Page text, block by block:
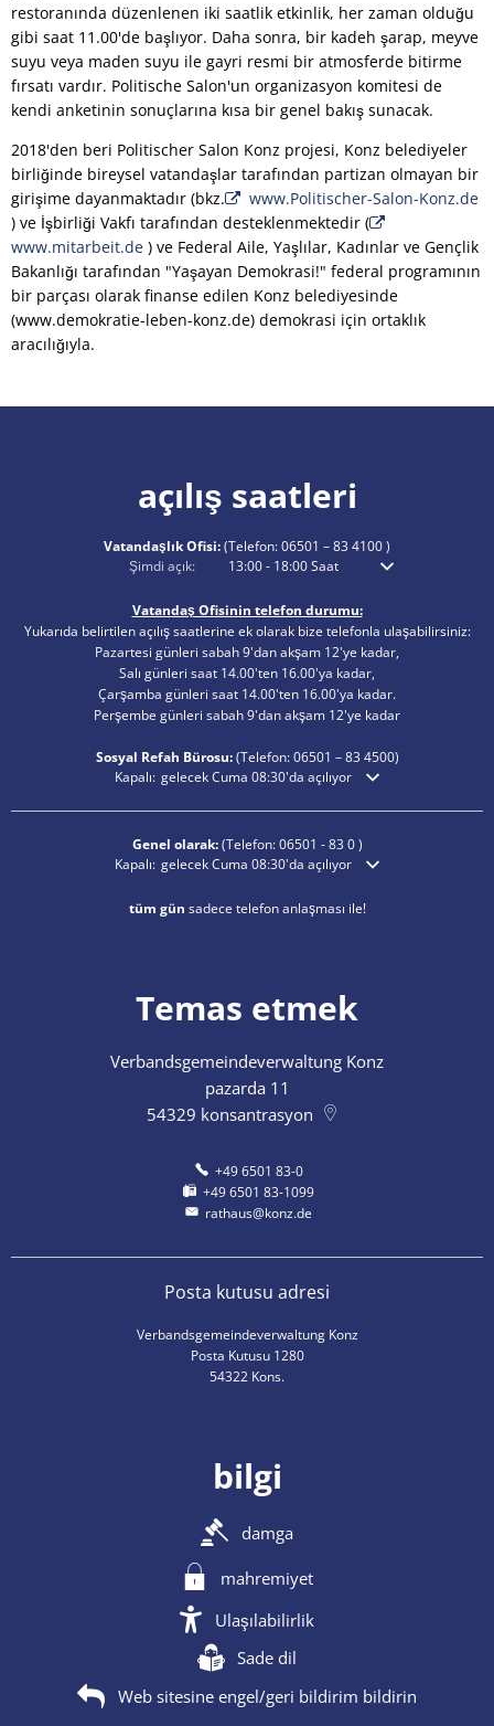
restoranında düzenlenen iki saatlik etkinlik, her zaman olduğu
gibi saat 11.00'de başlıyor. Daha sonra, bir kadeh şarap, meyve
suyu veya maden suyu ile gayri resmi bir atmosferde bitirme
fırsatı vardır. Politische Salon'un organizasyon komitesi de
kendi anketinin sonuçlarına kısa bir genel bakış sunacak.
2018'den beri Politischer Salon Konz projesi, Konz belediyeler
birliğinde bireysel vatandaşlar tarafından partizan olmayan bir
girişime dayanmaktadır (bkz.
www.Politischer-Salon-Konz.de
) ve İşbirliği Vakfı tarafından desteklenmektedir (
www.mitarbeit.de ) ve Federal Aile, Yaşlılar, Kadınlar ve Gençlik
Bakanlığı tarafından "Yaşayan Demokrasi!" federal programının
bir parçası olarak finanse edilen Konz belediyesinde
(www.demokratie-leben-konz.de) demokrasi için ortaklık
aracılığıyla.
açılış saatleri
Vatandaşlık Ofisi:(Telefon:06501 – 83 4100)
Ek açılış veya kapanış saatlerini gizlemek için tıklayın
Şimdi açık: 13:00-18:00Saat Öğleden sonra
Vatandaş Ofisinin telefon durumu:
Yukarıda belirtilen açılış saatlerine ek olarak bize telefonla ulaşabilirsiniz:
Pazartesi günleri sabah 9'dan akşam 12'ye kadar,
Salı günleri saat 14.00'ten 16.00'ya kadar,
Çarşamba günleri saat 14.00'ten 16.00'ya kadar.
Perşembe günleri sabah 9'dan akşam 12'ye kadar
Sosyal Refah Bürosu:(Telefon:06501 – 834500)
Ek açılış veya kapanış saatlerini gizlemek için tıklayın
Kapalı: gelecek Cuma 08:30'da açılıyor
Genel olarak:(Telefon:06501 - 83 0)
Ek açılış veya kapanış saatlerini gizlemek için tıklayın
Kapalı: gelecek Cuma 08:30'da açılıyor
tüm gün sadece telefon anlaşması ile!
Temas etmek
Verbandsgemeindeverwaltung Konz
pazarda 11
54329 konsantrasyon
+49 6501 83-0
+49 6501 83-1099
rathaus@konz.de
Posta kutusu adresi
Verbandsgemeindeverwaltung Konz
Posta Kutusu 1280
54322 Kons.
bilgi
damga
mahremiyet
Ulaşılabilirlik
Sade dil
Web sitesine engel/geri bildirim bildirin